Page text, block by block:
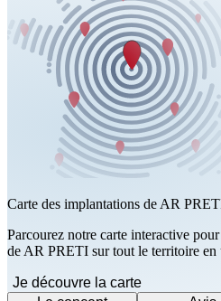
Carte des implantations de AR
Parcourez notre carte interactive
de AR PRETI sur tout le territoire
Je découvre la carte